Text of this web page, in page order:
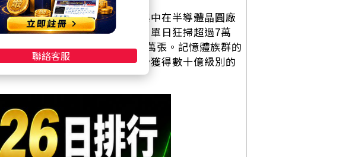
這波法人大買的焦點，全數集中在半導體晶圓廠
一樣，瘋狂進貨聯電(2303)
，單日狂掃超過7萬
讓，被三大法人聯手爆買超過6萬張。記憶體族群的
(2449)同樣深受外資青睞，紛紛獲得數十億級別的
聯絡客服